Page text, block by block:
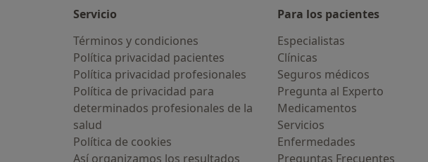
Servicio
Términos y condiciones
Política privacidad pacientes
Política privacidad profesionales
Política de privacidad para
determinados profesionales de la
salud
Política de cookies
Así organizamos los resultados
Para los pacientes
Especialistas
Clínicas
Seguros médicos
Pregunta al Experto
Medicamentos
Servicios
Enfermedades
Preguntas Frecuentes